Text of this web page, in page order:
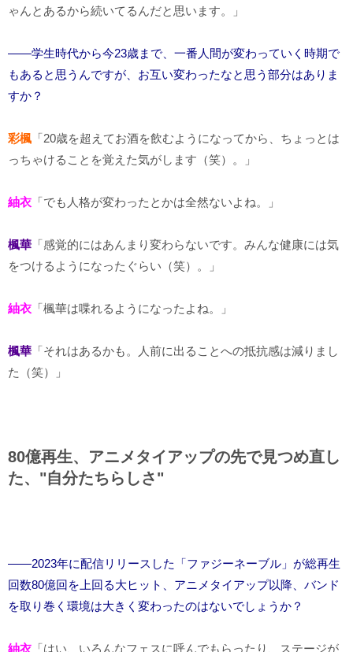
ゃんとあるから続いてるんだと思います。」
――学生時代から今23歳まで、一番人間が変わっていく時期で
もあると思うんですが、お互い変わったなと思う部分はありま
すか？
彩楓 「20歳を超えてお酒を飲むようになってから、ちょっとは
っちゃけることを覚えた気がします（笑）。」
紬衣 「でも人格が変わったとかは全然ないよね。」
楓華 「感覚的にはあんまり変わらないです。みんな健康には気
をつけるようになったぐらい（笑）。」
紬衣 「楓華は喋れるようになったよね。」
楓華 「それはあるかも。人前に出ることへの抵抗感は減りまし
た（笑）」
80億再生、アニメタイアップの先で見つめ直し
た、"自分たちらしさ"
――2023年に配信リリースした「ファジーネーブル」が総再生
回数80億回を上回る大ヒット、アニメタイアップ以降、バンド
を取り巻く環境は大きく変わったのはないでしょうか？
紬衣 「はい、いろんなフェスに呼んでもらったり、ステージが